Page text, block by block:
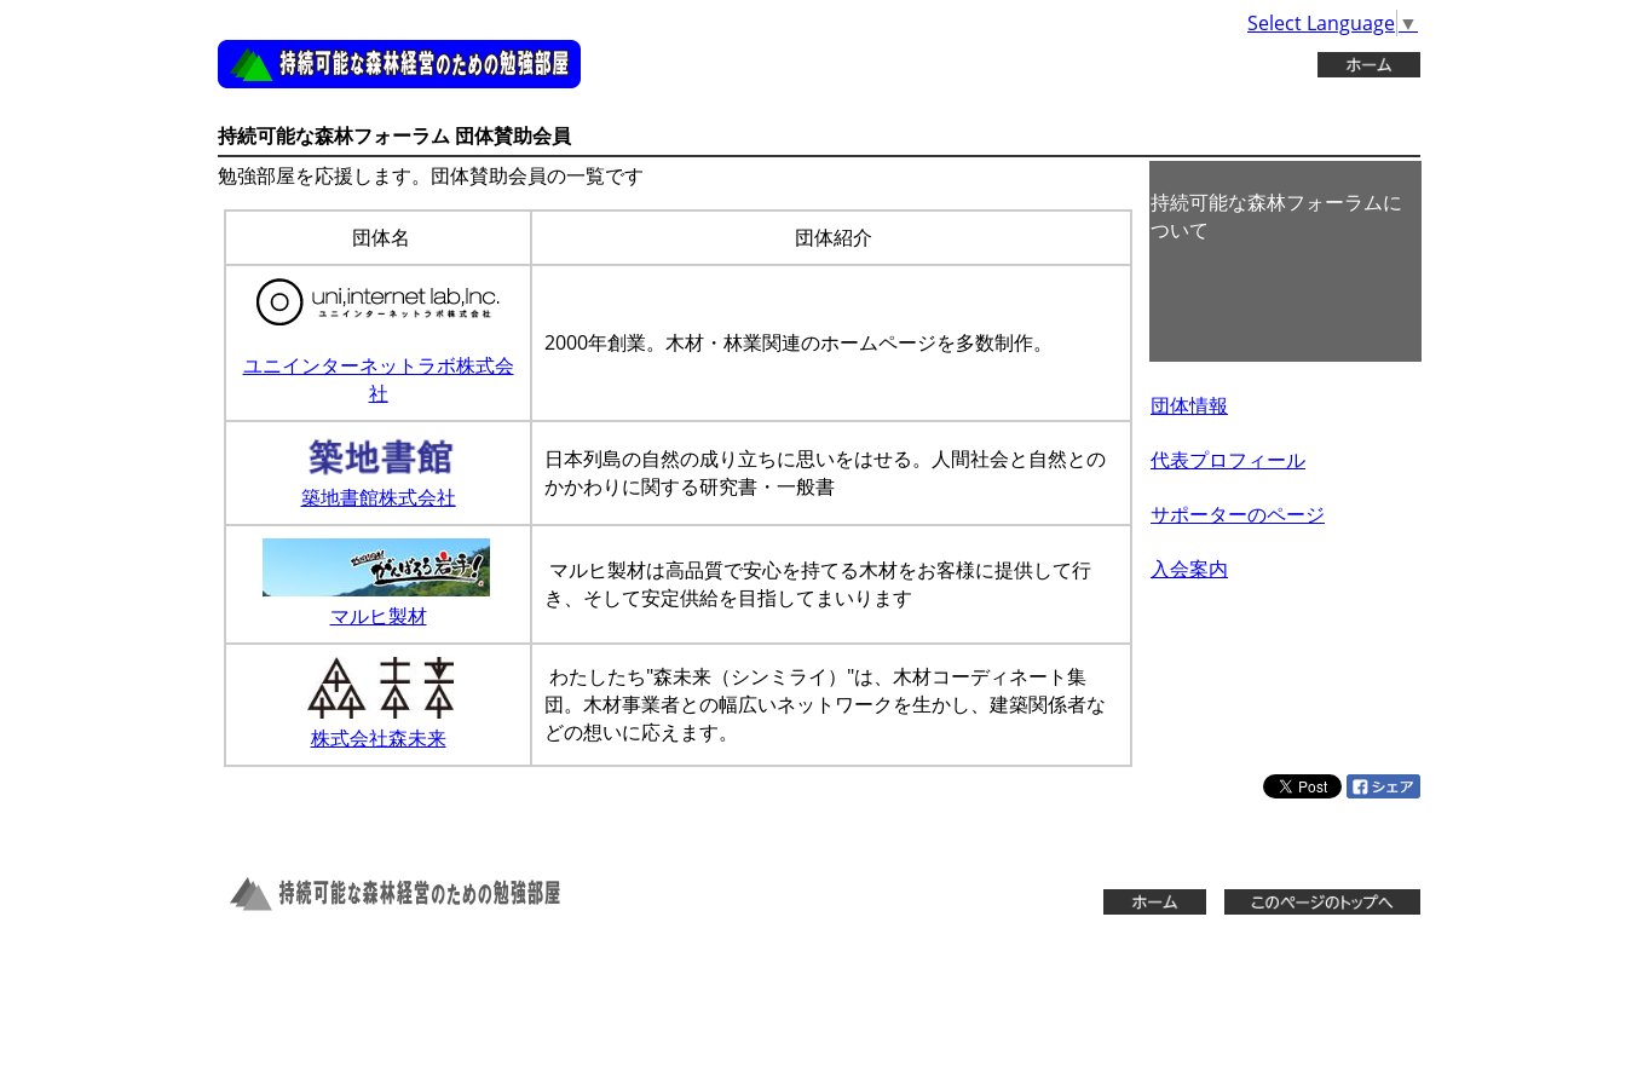
Select Language ▼
持続可能な森林フォーラム 団体賛助会員
勉強部屋を応援します。団体賛助会員の一覧です
団体名 団体紹介
ユニインターネットラボ株式会
社
2000年創業。木材・林業関連のホームページを多数制作。
築地書館株式会社
日本列島の自然の成り立ちに思いをはせる。人間社会と自然との
かかわりに関する研究書・一般書
マルヒ製材
マルヒ製材は高品質で安心を持てる木材をお客様に提供して行
き、そして安定供給を目指してまいります
株式会社森未来
わたしたち"森未来（シンミライ）"は、木材コーディネート集
団。木材事業者との幅広いネットワークを生かし、建築関係者な
どの想いに応えます。
持続可能な森林フォーラムに
ついて
団体情報
代表プロフィール
サポーターのページ
入会案内